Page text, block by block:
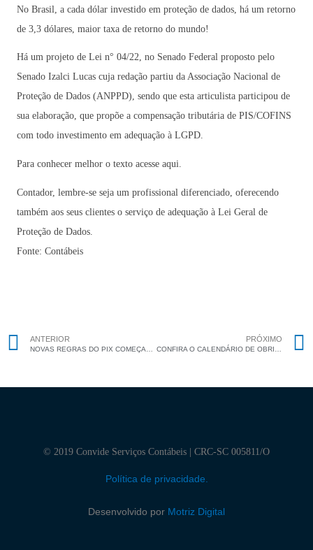
No Brasil, a cada dólar investido em proteção de dados, há um retorno
de 3,3 dólares, maior taxa de retorno do mundo!
Há um projeto de Lei n° 04/22, no Senado Federal proposto pelo
Senado Izalci Lucas cuja redação partiu da Associação Nacional de
Proteção de Dados (ANPPD), sendo que esta articulista participou de
sua elaboração, que propõe a compensação tributária de PIS/COFINS
com todo investimento em adequação à LGPD.
Para conhecer melhor o texto acesse aqui.
Contador, lembre-se seja um profissional diferenciado, oferecendo
também aos seus clientes o serviço de adequação à Lei Geral de
Proteção de Dados.
Fonte: Contábeis
ANTERIOR PRÓXIMO
© 2019 Convide Serviços Contábeis | CRC-SC 005811/O
Política de privacidade.
Desenvolvido por Motriz Digital